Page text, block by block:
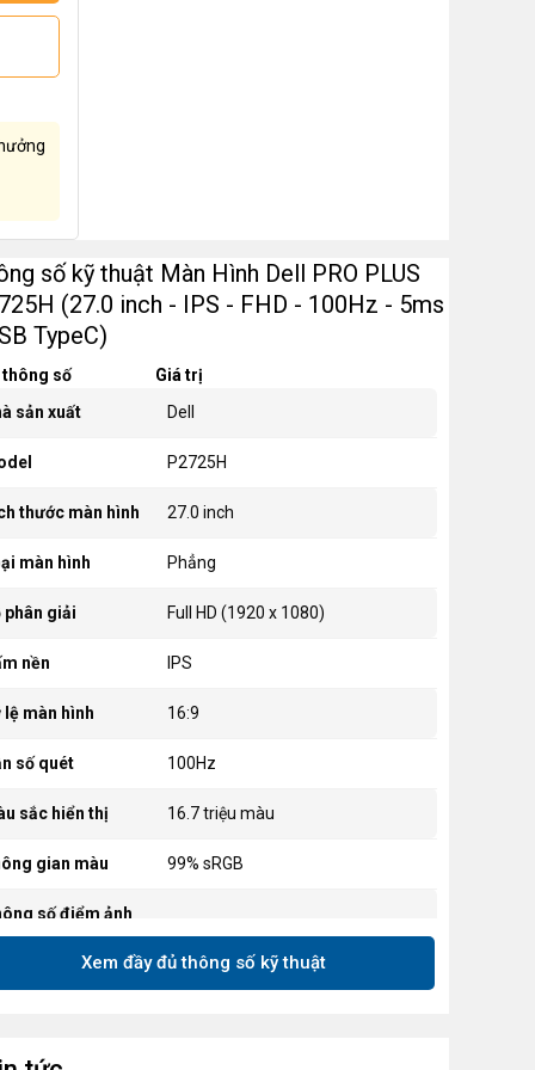
số kỹ thuật Màn Hình Dell PRO PLUS
(27.0 inch - IPS - FHD - 100Hz - 5ms
TypeC)
thông số
Giá trị
sản xuất
Dell
P2725H
thước màn hình 27.0 inch
màn hình Phẳng
phân giải Full HD (1920 x 1080)
nền IPS
lệ màn hình 16:9
số quét 100Hz
sắc hiển thị 16.7 triệu màu
gian màu 99% sRGB
số điểm ảnh
sáng màn hình 300 nits
độ phản hồi
Xem đầy đủ thông số kỹ thuật